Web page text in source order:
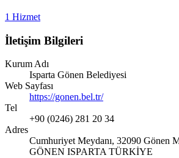
1 Hizmet
İletişim Bilgileri
Kurum Adı
Isparta Gönen Belediyesi
Web Sayfası
https://gonen.bel.tr/
Tel
+90 (0246) 281 20 34
Adres
Cumhuriyet Meydanı, 32090 Gönen
GÖNEN ISPARTA TÜRKİYE